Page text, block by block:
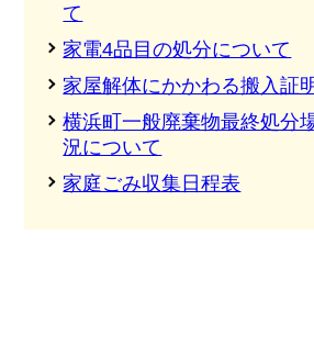
て
家電4品目の処分について
家屋解体にかかわる搬入証
横浜町一般廃棄物最終処分
況について
家庭ごみ収集日程表